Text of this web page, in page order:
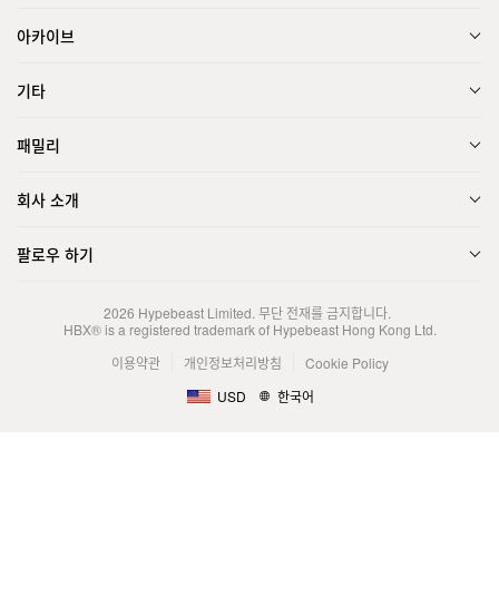
아카이브
기타
패밀리
회사 소개
팔로우 하기
2026 Hypebeast Limited. 무단 전재를 금지합니다.
HBX® is a registered trademark of Hypebeast Hong Kong Ltd.
이용약관
개인정보처리방침
Cookie Policy
USD
한국어